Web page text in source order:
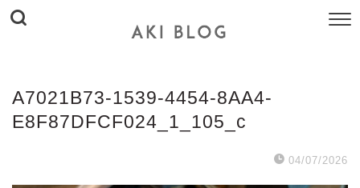
A7021B73-1539-4454-8AA4-
E8F87DFCF024_1_105_c
04/07/2026